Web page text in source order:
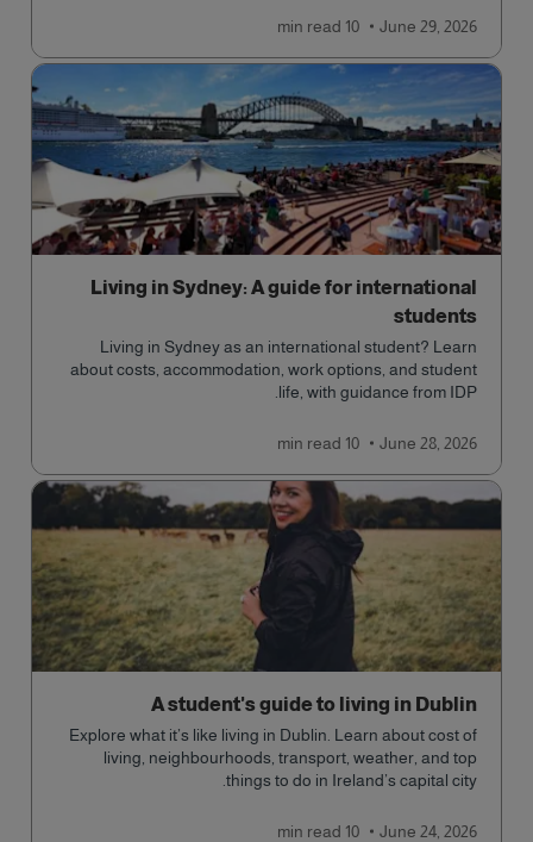
June 29, 2026
10 min
read
Living in Sydney: A guide for international
students
Living in Sydney as an international student? Learn
about costs, accommodation, work options, and student
life, with guidance from IDP.
June 28, 2026
10 min
read
A student's guide to living in Dublin
Explore what it’s like living in Dublin. Learn about cost of
living, neighbourhoods, transport, weather, and top
things to do in Ireland’s capital city.
June 24, 2026
10 min
read